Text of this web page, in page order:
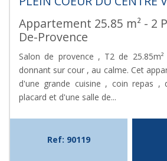
Appartement 25.85 m² - 2
De-Provence
Salon de provence , T2 de
donnant sur cour , au calme. Cet
d'une grande cuisine , coin repas ,
placard et d'une salle de...
Ref: 90119